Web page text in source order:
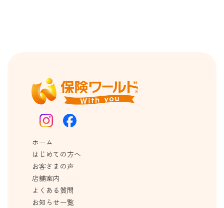
ホーム
はじめての方へ
お客さまの声
店舗案内
よくある質問
お知らせ一覧